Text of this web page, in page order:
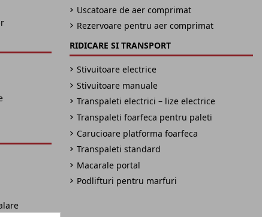
Uscatoare de aer comprimat
Rezervoare pentru aer comprimat
RIDICARE SI TRANSPORT
Stivuitoare electrice
Stivuitoare manuale
Transpaleti electrici – lize electrice
Transpaleti foarfeca pentru paleti
Carucioare platforma foarfeca
Transpaleti standard
Macarale portal
Podlifturi pentru marfuri